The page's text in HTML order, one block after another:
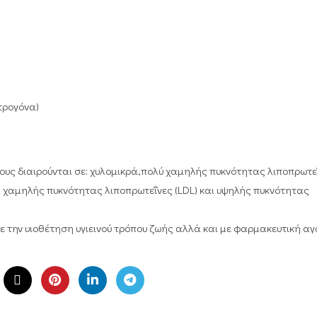
διαιρούνται σε: χυλομικρά,πολύ χαμηλής πυκνότητας
πυκνότητας λιποπρωτεΐνες (LDL) και υψηλής πυκνότητας
υιοθέτηση υγιεινού τρόπου ζωής αλλά και με φαρμακευτική